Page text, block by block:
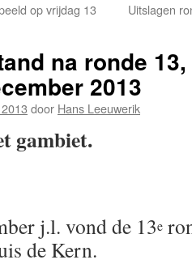
op vrijdag 13
Uitslagen
na ronde
2013
door Hans Leeuwerik
gambiet.
j.l. vond de 13e
de Kern.